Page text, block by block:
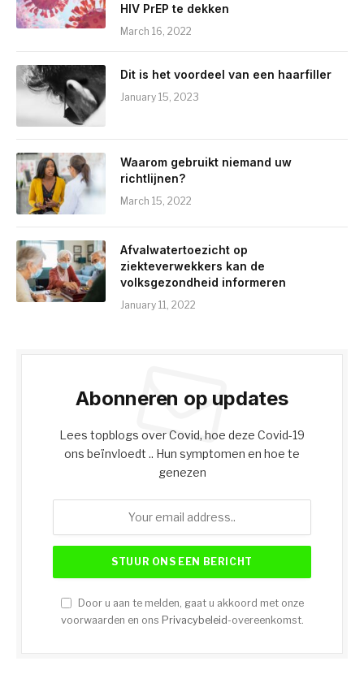
HIV PrEP te dekken
March 16, 2022
Dit is het voordeel van een haarfiller
January 15, 2023
Waarom gebruikt niemand uw
richtlijnen?
March 15, 2022
Afvalwatertoezicht op
ziekteverwekkers kan de
volksgezondheid informeren
January 11, 2022
Abonneren op updates
Lees topblogs over Covid, hoe deze Covid-19
ons beïnvloedt .. Hun symptomen en hoe te
genezen
Door u aan te melden, gaat u akkoord met onze
voorwaarden en ons Privacybeleid -overeenkomst.